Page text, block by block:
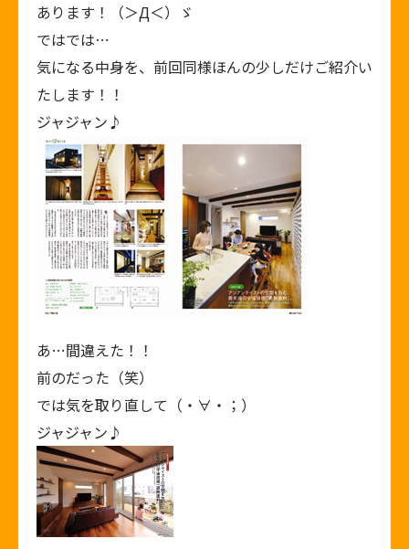
あります！（＞Д＜）ゞ
ではでは…
気になる中身を、前回同様ほんの少しだけご紹介い
たします！！
ジャジャン♪
あ…間違えた！！
前のだった（笑）
では気を取り直して（・∀・；）
ジャジャン♪